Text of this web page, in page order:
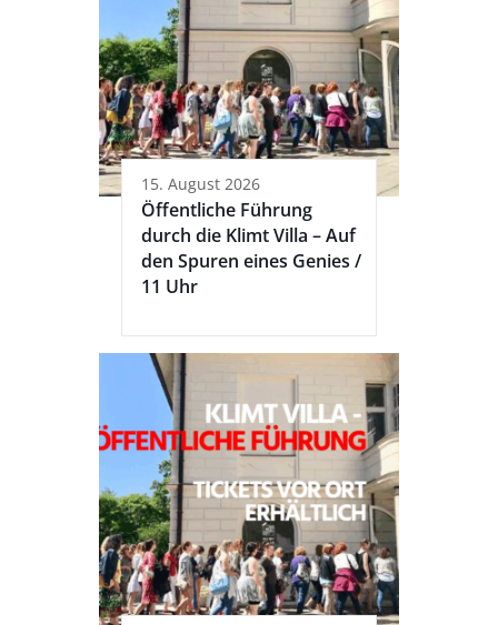
15. August 2026
Öffentliche Führung
durch die Klimt Villa – Auf
den Spuren eines Genies /
11 Uhr